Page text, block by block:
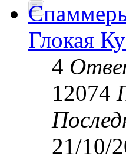
Глокая
4
12074
21/10/